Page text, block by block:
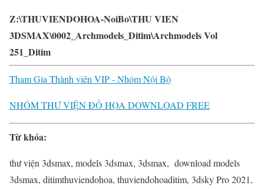
Z:\THUVIENDOHOA-NoiBo\THU VIEN
3DSMAX\0002_Archmodels_Ditim\Archmodels Vol
251_Ditim
Tham Gia Thành viên VIP - Nhóm Nội Bộ
NHÓM THƯ VIỆN ĐỒ HỌA DOWNLOAD FREE
Từ khóa:
thư viện 3dsmax, models 3dsmax, 3dsmax, download models
3dsmax, ditimthuviendohoa, thuviendohoaditim, 3dsky Pro 2021,